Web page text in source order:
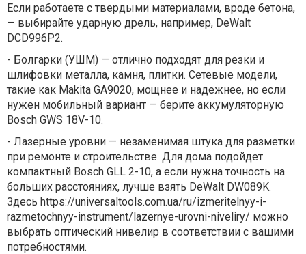
Если работаете с твердыми материалами, вроде бетона,
— выбирайте ударную дрель, например, DeWalt
DCD996P2.
- Болгарки (УШМ) — отлично подходят для резки и
шлифовки металла, камня, плитки. Сетевые модели,
такие как Makita GA9020, мощнее и надежнее, но если
нужен мобильный вариант — берите аккумуляторную
Bosch GWS 18V-10.
- Лазерные уровни — незаменимая штука для разметки
при ремонте и строительстве. Для дома подойдет
компактный Bosch GLL 2-10, а если нужна точность на
больших расстояниях, лучше взять DeWalt DW089K.
Здесь https://universaltools.com.ua/ru/izmeritelnyy-i-
razmetochnyy-instrument/lazernye-urovni-niveliry/ можно
выбрать оптический нивелир в соответствии с вашими
потребностями.